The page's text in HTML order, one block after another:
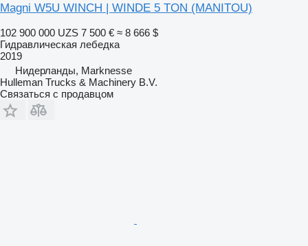
Magni W5U WINCH | WINDE 5 TON (MANITOU)
102 900 000 UZS 7 500 € ≈ 8 666 $
Гидравлическая лебедка
2019
Нидерланды, Marknesse
Hulleman Trucks & Machinery B.V.
Связаться с продавцом